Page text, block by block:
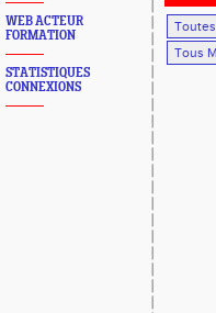
WEB ACTEUR
FORMATION
STATISTIQUES
CONNEXIONS